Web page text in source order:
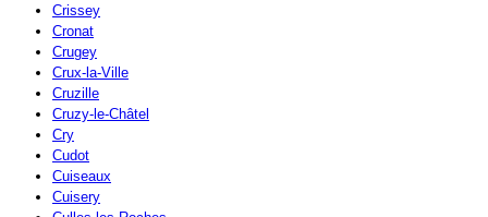
Crissey
Cronat
Crugey
Crux-la-Ville
Cruzille
Cruzy-le-Châtel
Cry
Cudot
Cuiseaux
Cuisery